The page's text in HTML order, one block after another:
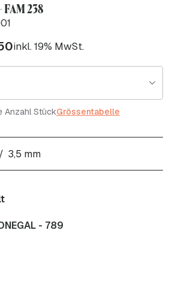
FAM 238
inkl. 19% MwSt.
Anzahl StückGrössentabelle
3,5 mm
- 789